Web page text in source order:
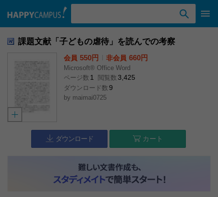
課題文献「子どもの虐待」を読んでの考察
会員 550円 非会員 660円
Microsoft® Office Word
ページ数 1 閲覧数 3,425
ダウンロード数 9
by maimai0725
ダウンロード カート